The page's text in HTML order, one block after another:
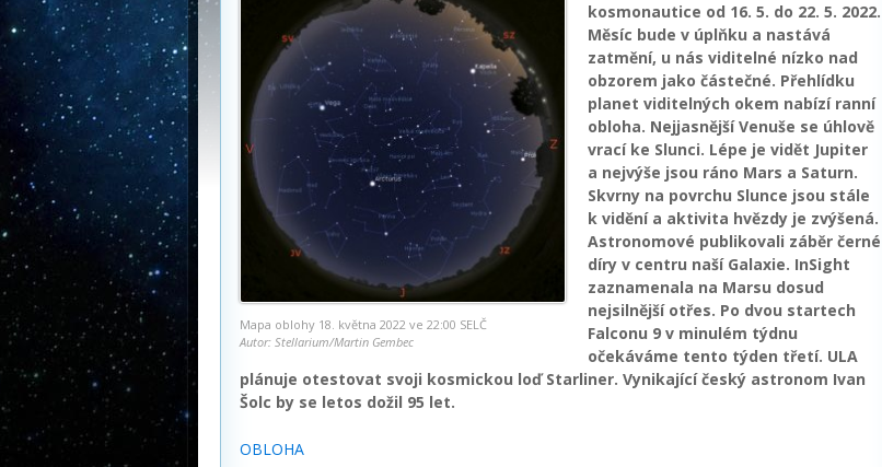
Mapa oblohy 18. května 2022 ve 22:00 SELČ
Autor: Stellarium/Martin Gembec
kosmonautice od 16. 5. do 22. 5. 2022.
Měsíc bude v úplňku a nastává
zatmění, u nás viditelné nízko nad
obzorem jako částečné. Přehlídku
planet viditelných okem nabízí ranní
obloha. Nejjasnější Venuše se úhlově
vrací ke Slunci. Lépe je vidět Jupiter
a nejvýše jsou ráno Mars a Saturn.
Skvrny na povrchu Slunce jsou stále
k vidění a aktivita hvězdy je zvýšená.
Astronomové publikovali záběr černé
díry v centru naší Galaxie. InSight
zaznamenala na Marsu dosud
nejsilnější otřes. Po dvou startech
Falconu 9 v minulém týdnu
očekáváme tento týden třetí. ULA
plánuje otestovat svoji kosmickou loď Starliner. Vynikající český astronom Ivan
Šolc by se letos dožil 95 let.
OBLOHA